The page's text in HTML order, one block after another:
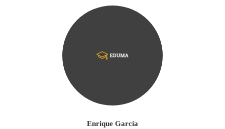
Enrique García